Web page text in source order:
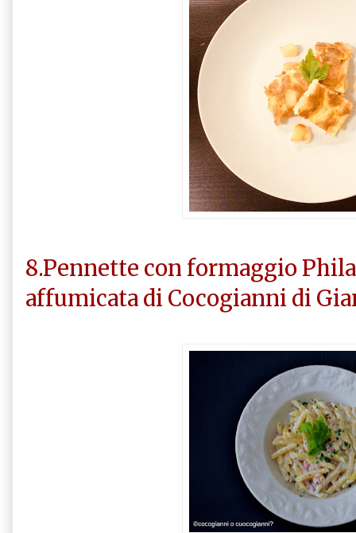
8.Pennette con formaggio
affumicata di Cocogianni di